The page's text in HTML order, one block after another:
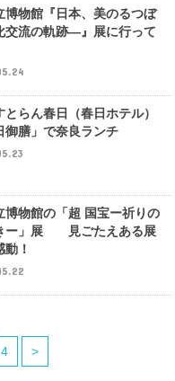
博物館『日本、美のるつぼ
流の軌跡―』展に行って
とらん春日（春日ホテル）
御膳」で奈良ランチ
博物館の「超 国宝ー祈りの
ー」展 見ごたえある展
！
4 >